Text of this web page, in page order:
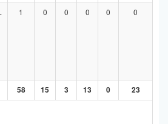
1 0 0 0 0 0
58 15 3 13 0 23